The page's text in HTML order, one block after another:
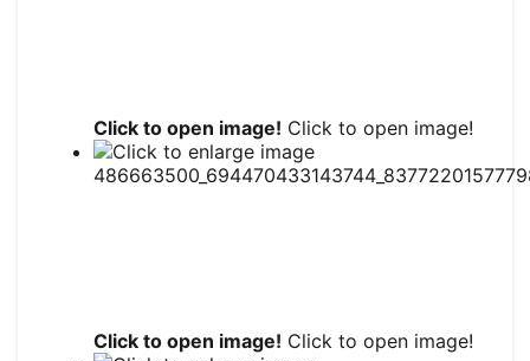
Click to open image! Click to open image!
Click to open image! Click to open image!